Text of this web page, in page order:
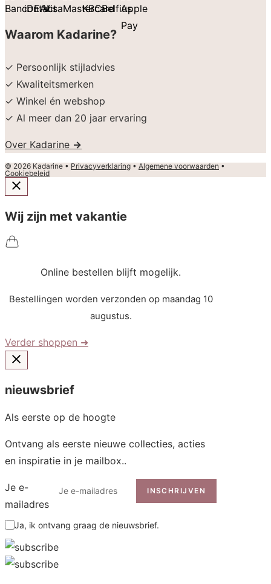
Waarom Kadarine?
✓ Persoonlijk stijladvies
✓ Kwaliteitsmerken
✓ Winkel én webshop
✓ Al meer dan 20 jaar ervaring
Over Kadarine →
© 2026 Kadarine • Privacyverklaring • Algemene voorwaarden •
Cookiebeleid
Wij zijn met vakantie
Online bestellen blijft mogelijk.
Bestellingen worden verzonden op maandag 10
augustus.
Verder shoppen ➜
nieuwsbrief
Als eerste op de hoogte
Ontvang als eerste nieuwe collecties, acties
en inspiratie in je mailbox..
Je e-
mailadres
INSCHRIJVEN
Ja, ik ontvang graag de nieuwsbrief.